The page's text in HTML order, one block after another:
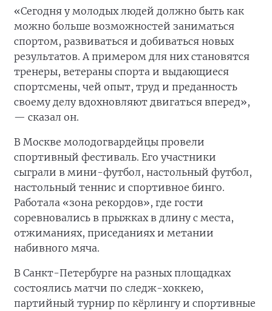
«Сегодня у молодых людей должно быть как
можно больше возможностей заниматься
спортом, развиваться и добиваться новых
результатов. А примером для них становятся
тренеры, ветераны спорта и выдающиеся
спортсмены, чей опыт, труд и преданность
своему делу вдохновляют двигаться вперед»,
— сказал он.
В Москве молодогвардейцы провели
спортивный фестиваль. Его участники
сыграли в мини-футбол, настольный футбол,
настольный теннис и спортивное бинго.
Работала «зона рекордов», где гости
соревновались в прыжках в длину с места,
отжиманиях, приседаниях и метании
набивного мяча.
В Санкт-Петербурге на разных площадках
состоялись матчи по следж-хоккею,
партийный турнир по кёрлингу и спортивные